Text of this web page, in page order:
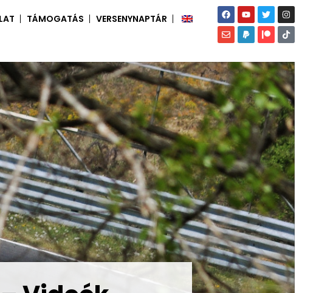
TÁMOGATÁS VERSENYNAPTÁR